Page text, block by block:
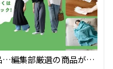
…編集部厳選の商品が買